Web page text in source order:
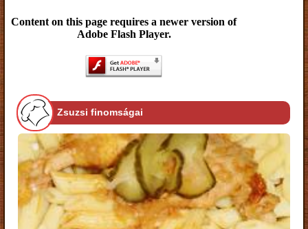
Content on this page requires a newer version of
Adobe Flash Player.
Zsuzsi finomságai